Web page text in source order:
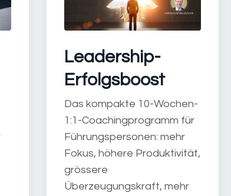
Leadership-
Erfolgsboost
Das kompakte 10-Wochen-
1:1-Coachingprogramm für
Führungspersonen: mehr
Fokus, höhere Produktivität,
grössere
Überzeugungskraft, mehr